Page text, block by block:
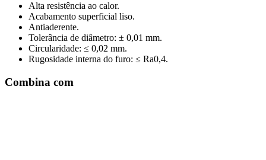
Alta resistência ao calor.
Acabamento superficial liso.
Antiaderente.
Tolerância de diâmetro: ± 0,01 mm.
Circularidade: ≤ 0,02 mm.
Rugosidade interna do furo: ≤ Ra0,4.
Combina com